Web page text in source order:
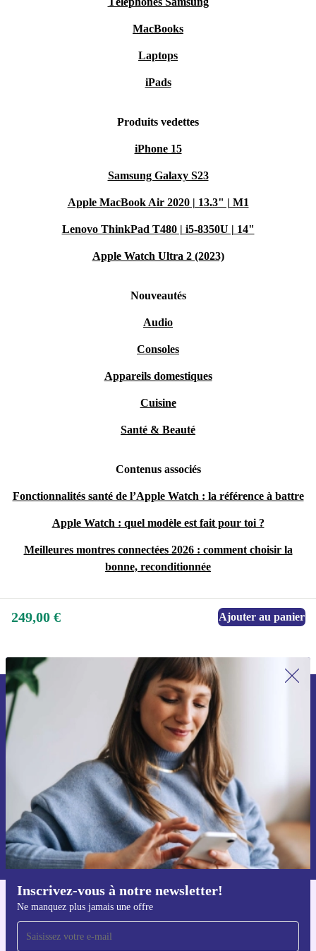
MacBooks
Laptops
iPads
Produits vedettes
iPhone 15
Samsung Galaxy S23
Apple MacBook Air 2020 | 13.3" | M1
Lenovo ThinkPad T480 | i5-8350U | 14"
Apple Watch Ultra 2 (2023)
Nouveautés
Audio
Consoles
Appareils domestiques
Cuisine
Santé & Beauté
Contenus associés
Fonctionnalités santé de l’Apple Watch : la référence à battre
Apple Watch : quel modèle est fait pour toi ?
Meilleures montres connectées 2026 : comment choisir la
bonne, reconditionnée
249,00 € Ajouter au panier
Inscrivez-vous à notre newsletter!
Ne manquez plus jamais une offre
Recevoir offres et infos de refurbed
par mail
Ne manquez plus aucune offre.
S'inscrire
Retrouvez les informations sur l'utilisation des données personnelles
dans notrepolitique de confidentialité.
Téléchargez l'application refurbed
Pour iOS et Android